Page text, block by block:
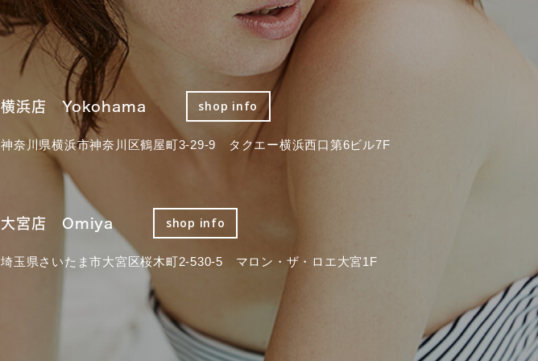
横浜店 Yokohama shop info
神奈川県横浜市神奈川区鶴屋町3-29-9 タクエー横浜西口第6ビル7F
大宮店 Omiya shop info
埼玉県さいたま市大宮区桜木町2-530-5 マロン・ザ・ロエ大宮1F